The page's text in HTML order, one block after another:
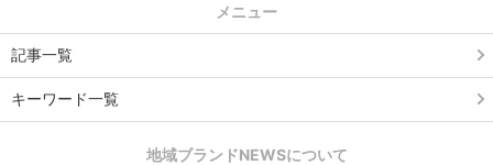
メニュー
記事一覧
キーワード一覧
地域ブランドNEWSについて